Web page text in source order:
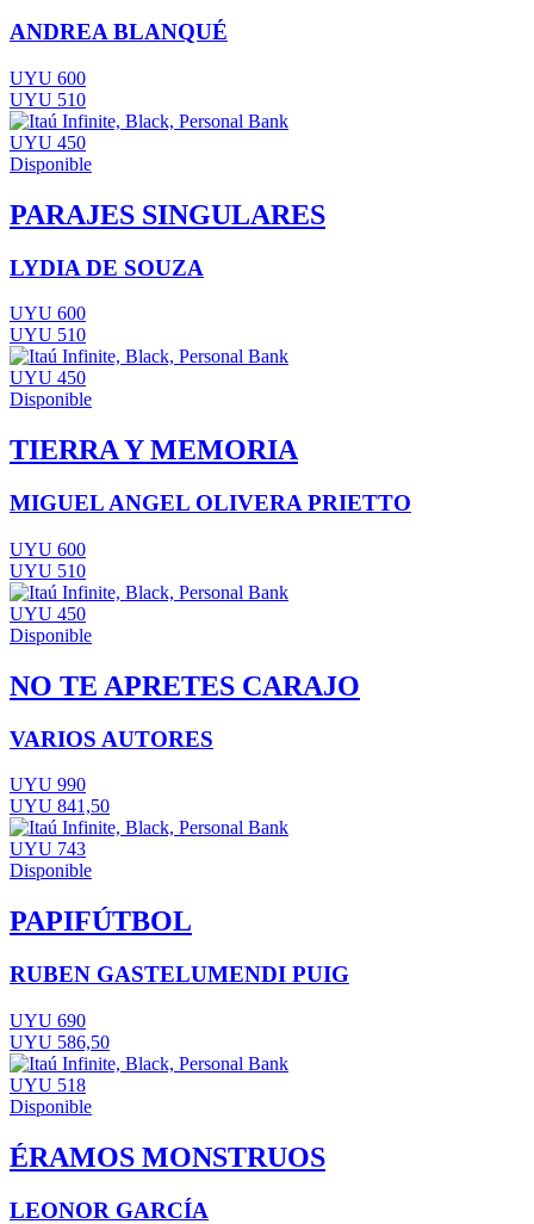
ANDREA BLANQUÉ
UYU 600
UYU 510
UYU 450
Disponible
PARAJES SINGULARES
LYDIA DE SOUZA
UYU 600
UYU 510
UYU 450
Disponible
TIERRA Y MEMORIA
MIGUEL ANGEL OLIVERA PRIETTO
UYU 600
UYU 510
UYU 450
Disponible
NO TE APRETES CARAJO
VARIOS AUTORES
UYU 990
UYU 841,50
UYU 743
Disponible
PAPIFÚTBOL
RUBEN GASTELUMENDI PUIG
UYU 690
UYU 586,50
UYU 518
Disponible
ÉRAMOS MONSTRUOS
LEONOR GARCÍA